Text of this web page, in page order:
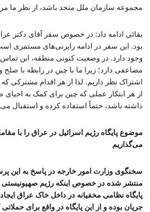
مجموعه سازمان ملل متحد باشد، از نظر ما
بقائی ادامه داد: در خصوص سفر آقای دکتر
بود. این سفر در ادامه رایزنی‌های مستمری
وجود دارد. در وضعیت کنونی منطقه، این
مضاعفی دارد؛ زیرا ما با چین در رابطه با
اشتراک نظر داریم. لذا از هر اقدام مشترکی که
از هر ابتکار عملی که چین برای کمک به
داشته باشد، حتماً استفاده کرده و استقبال
موضوع پایگاه رژیم اسرائیل در عراق را با
می‌گذاریم
سخنگوی وزارت امور خارجه در پاسخ به این
منتشر شده در خصوص اینکه رژیم صهیونیستی
پایگاه نظامی مخفیانه در داخل خاک عراق ایجاد
جریان بوده و از این پایگاه در واقع برای